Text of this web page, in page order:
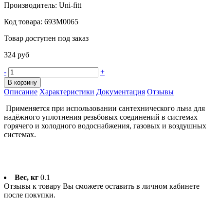
Производитель: Uni-fitt
Код товара: 693M0065
Товар доступен под заказ
324 руб
- +
В корзину
Описание Характеристики Документация Отзывы
Применяется при использовании сантехнического льна для
надёжного уплотнения резьбовых соединений в системах
горячего и холодного водоснабжения, газовых и воздушных
системах.
Вес, кг 0.1
Отзывы к товару Вы сможете оставить в личном кабинете
после покупки.